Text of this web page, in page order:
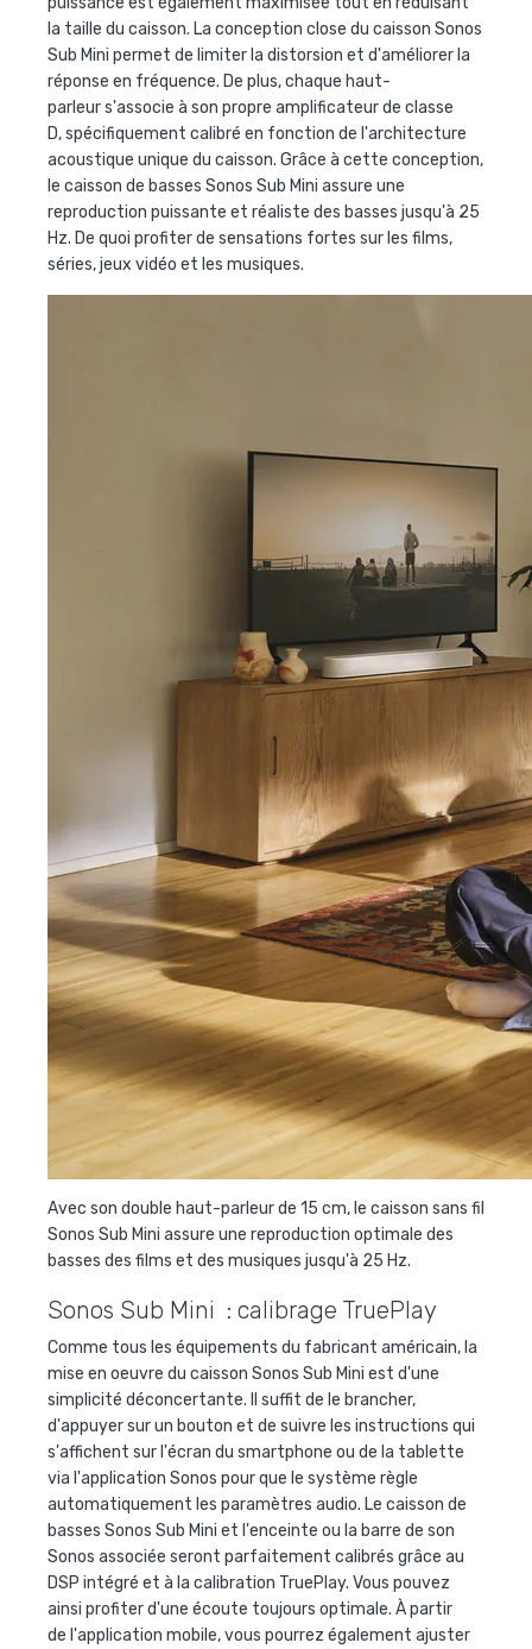
la taille du caisson. La conception close du caisson Sonos
Sub Mini permet de limiter la distorsion et d'améliorer la
réponse en fréquence. De plus, chaque haut-
parleur s'associe à son propre amplificateur de classe
D,spécifiquement calibré en fonction de l'architecture
acoustique unique du caisson. Grâce à cette conception,
le caisson de basses Sonos Sub Mini assure une
reproduction puissante et réaliste des basses jusqu'à 25
Hz. De quoi profiter de sensations fortes sur les films,
séries, jeux vidéo et les musiques.
Avec son double haut-parleur de 15 cm, le caisson sans fil
Sonos Sub Mini assure une reproduction optimale des
basses des films et des musiques jusqu'à 25 Hz.
Sonos Sub Mini : calibrage TruePlay
Comme tous les équipements du fabricant américain, la
mise en oeuvre du caisson Sonos Sub Mini est d'une
simplicité déconcertante. Il suffit de le brancher,
d'appuyer sur un bouton et de suivre les instructions qui
s'affichent sur l'écran du smartphone ou de la tablette
via l'application Sonos pour que le système règle
automatiquement les paramètres audio. Le caisson de
basses Sonos Sub Mini et l'enceinte ou la barre de son
Sonos associée seront parfaitement calibrés grâce au
DSP intégré et à la calibration TruePlay. Vous pouvez
ainsi profiter d'une écoute toujours optimale. À partir
de l'application mobile, vous pourrez également ajuster